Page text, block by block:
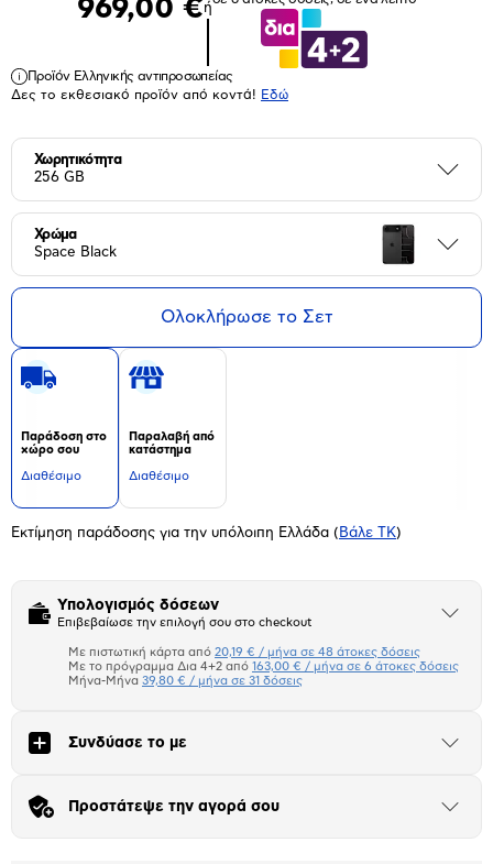
969,00 €ή
Προϊόν Ελληνικής αντιπροσωπείας
Δες το εκθεσιακό προϊόν από κοντά! Eδώ
Χωρητικότητα
256 GB
Χρώμα
Space Black
Ολοκλήρωσε το Σετ
Παράδοση στο
χώρο σου
Διαθέσιμο
Παραλαβή από
κατάστημα
Διαθέσιμο
Εκτίμηση παράδοσης για την υπόλοιπη Ελλάδα ( Βάλε ΤΚ)
Υπολογισμός δόσεων
Επιβεβαίωσε την επιλογή σου στο checkout
Άνοιξε
Πιστωτική κάρτα
Αριθμός δόσεων
Με πιστωτική κάρτα από 20,19 € / μήνα σε 48 άτοκες δόσεις
Με το πρόγραμμα Δια 4+2 από 163,00 € / μήνα σε 6 άτοκες δόσεις
Μήνα-Μήνα 39,80 € / μήνα σε 31 δόσεις
Συνδύασε το με
Άνοιξε
Προστάτεψε την αγορά σου
Άνοιξε